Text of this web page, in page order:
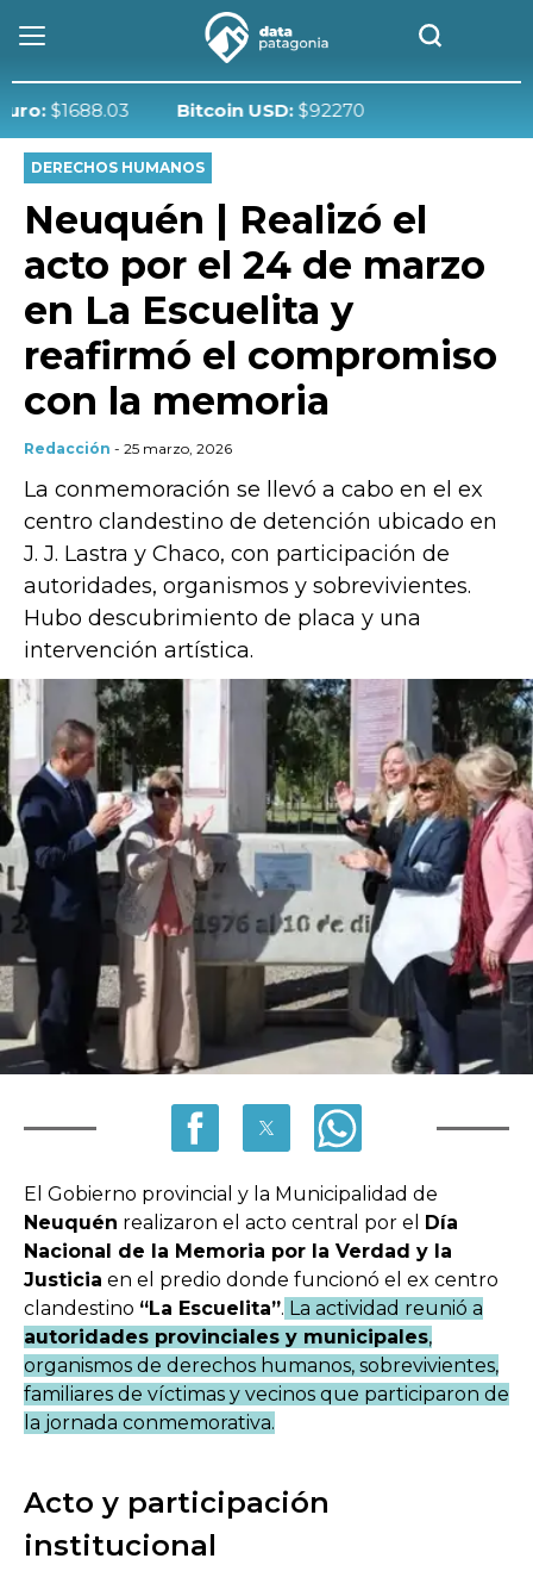
Bitcoin USD: $92270
DERECHOS HUMANOS
Neuquén | Realizó el
acto por el 24 de marzo
en La Escuelita y
reafirmó el compromiso
con la memoria
Redacción - 25 marzo, 2026
La conmemoración se llevó a cabo en el ex
centro clandestino de detención ubicado en
J. J. Lastra y Chaco, con participación de
autoridades, organismos y sobrevivientes.
Hubo descubrimiento de placa y una
intervención artística.
El Gobierno provincial y la Municipalidad de
Neuquén realizaron el acto central por el
Día
Nacional de la Memoria por la Verdad y la
Justicia en el predio donde funcionó el ex centro
clandestino “La Escuelita”. La actividad reunió a
autoridades provinciales y municipales,
organismos de derechos humanos, sobrevivientes,
familiares de víctimas y vecinos que participaron de
la jornada conmemorativa.
Acto y participación
institucional